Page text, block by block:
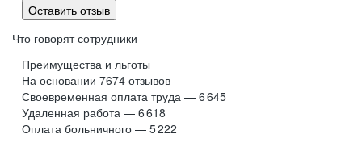
Оставить отзыв
Что говорят сотрудники
Преимущества и льготы
На основании 7674 отзывов
Своевременная оплата труда — 6 645
Удаленная работа — 6 618
Оплата больничного — 5 222